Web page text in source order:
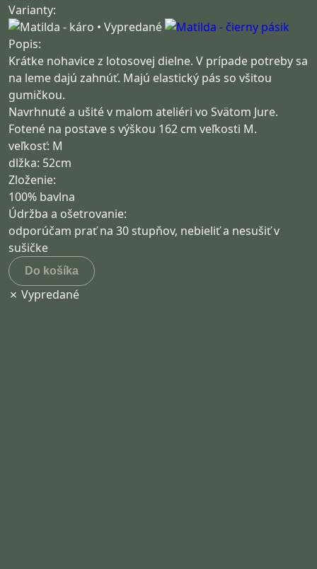
Varianty:
Popis:
Krátke nohavice z lotosovej dielne. V prípade potreby sa
na leme dajú zahnúť. Majú elastický pás so všitou
gumičkou.
Navrhnuté a ušité v malom ateliéri vo Svätom Jure.
Fotené na postave s výškou 162 cm veľkosti M.
veľkosť: M
dlžka: 52cm
Zloženie:
100% bavlna
Údržba a ošetrovanie:
odporúčam prať na 30 stupňov, nebieliť a nesušiť v
sušičke
Do košíka
✗ Vypredané